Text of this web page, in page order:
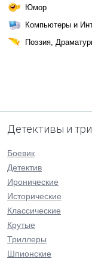
Юмор
Компьютеры и
Поэзия,
Детективы и
Боевик
Детектив
Иронические
Исторические
Классические
Крутые
Триллеры
Шпионские